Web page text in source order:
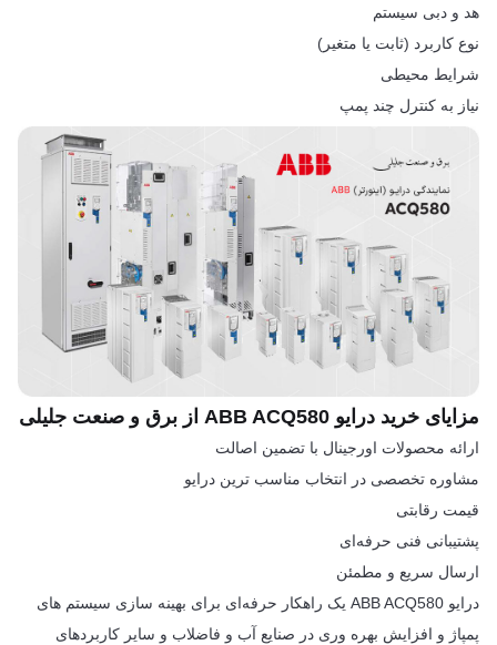
هد و دبی سیستم
نوع کاربرد (ثابت یا متغیر)
شرایط محیطی
نیاز به کنترل چند پمپ
مزایای خرید درایو ABB ACQ580 از برق و صنعت جلیلی
ارائه محصولات اورجینال با تضمین اصالت
مشاوره تخصصی در انتخاب مناسب ترین درایو
قیمت رقابتی
پشتیبانی فنی حرفه‌ای
ارسال سریع و مطمئن
درایو ABB ACQ580 یک راهکار حرفه‌ای برای بهینه سازی سیستم های
پمپاژ و افزایش بهره وری در صنایع آب و فاضلاب و سایر کاربردهای